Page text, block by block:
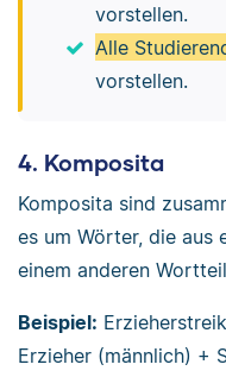
vorstellen.
Alle
vorstellen.
4. Komposita
Komposita sind
es um Wörter, die aus
einem anderen
Beispiel: Erzieherstreik
Erzieher (männlich) +